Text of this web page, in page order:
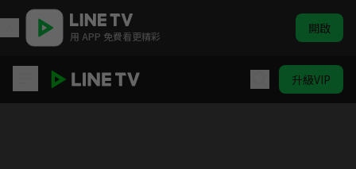
用 APP 免費看更精彩 開啟
升級VIP